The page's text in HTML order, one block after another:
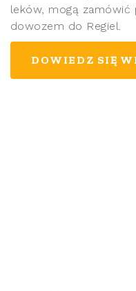
leków, mogą zamówić
dowozem do Regiel.
DOWIEDZ SIĘ